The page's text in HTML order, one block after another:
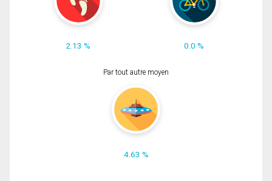
2.13 % 0.0 %
Par tout autre moyen
4.63 %